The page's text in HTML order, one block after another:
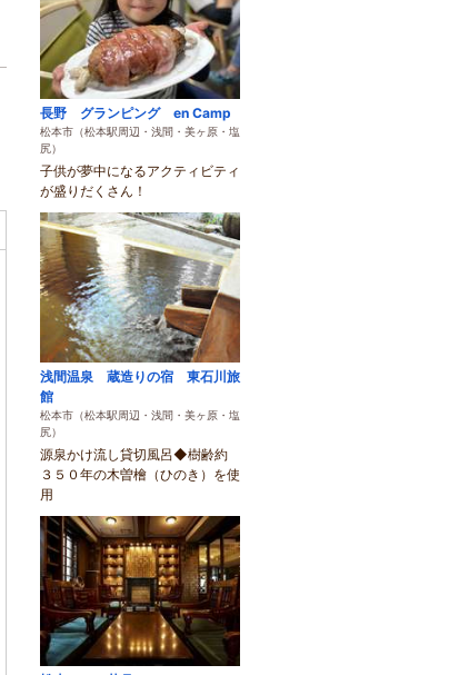
長野 グランピング en Camp
松本市（松本駅周辺・浅間・美ヶ原・塩
尻）
子供が夢中になるアクティビティ
が盛りだくさん！
浅間温泉 蔵造りの宿 東石川旅
館
松本市（松本駅周辺・浅間・美ヶ原・塩
尻）
源泉かけ流し貸切風呂◆樹齢約
３５０年の木曽檜（ひのき）を使
用